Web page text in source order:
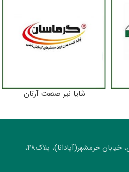
شایا نیر صنعت آرتان
آدرس : تهران، سهروردی شمالی، خیابان خرمشهر(آپادانا)، پلاک۴۸،